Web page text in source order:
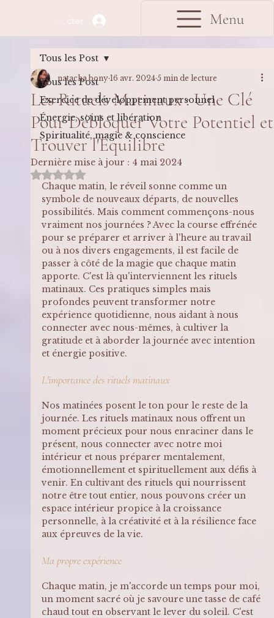
Se connecter Menu
Tous les Post
Exercice de développement personnel
Énergie, soins et libération
Spiritualité, magie & conscience
Tous les Post
Les Rituels Matinaux : Une Clé
Pour Débloquer Votre Potentiel et
Trouver l'Équilibre
natacha bony 16 avr. 2024 5 min de lecture
Dernière mise à jour : 4 mai 2024
Noté NaN étoiles sur 5.
Chaque matin, le réveil sonne comme un
symbole de nouveaux départs, de nouvelles
possibilités. Mais comment commençons-nous
vraiment nos journées ? Avec la course effrénée
pour se préparer et arriver à l'heure au travail
ou à nos divers engagements, il est facile de
passer à côté de la magie que chaque matin
apporte. C'est là qu'interviennent les rituels
matinaux. Ces pratiques simples mais
profondes peuvent transformer notre
expérience quotidienne, nous aidant à nous
connecter avec nous-mêmes, à cultiver la
gratitude et à aborder la journée avec intention
et énergie positive.
L'importance des rituels matinaux
Nos matinées posent le ton pour le reste de la
journée. Les rituels matinaux nous offrent un
moment précieux pour nous enraciner dans le
présent, nous connecter avec notre moi
intérieur et nous préparer mentalement,
émotionnellement et spirituellement aux défis à
venir. En cultivant des rituels qui nourrissent
notre être tout entier, nous pouvons créer un
espace intérieur propice à la croissance
personnelle, à la créativité et à la résilience face
aux épreuves de la vie.
Ma propre expérience
Chaque matin, je m'accorde un temps pour moi,
un moment sacré où je savoure une tasse de café
chaud tout en observant le lever du soleil. C'est